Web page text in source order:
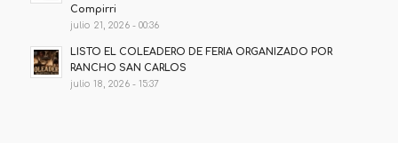
Compirri
julio 21, 2026 - 00:36
LISTO EL COLEADERO DE FERIA ORGANIZADO POR
RANCHO SAN CARLOS
julio 18, 2026 - 15:37